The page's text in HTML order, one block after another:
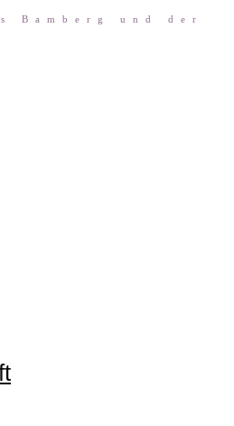
Bam­berg und der